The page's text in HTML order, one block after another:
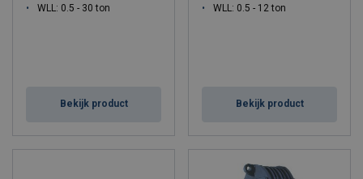
WLL: 0.5 - 30 ton
Bekijk product
WLL: 0.5 - 12 ton
Bekijk product